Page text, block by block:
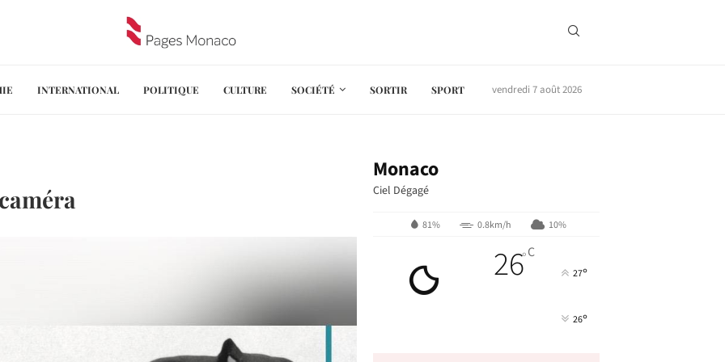
INTERNATIONAL POLITIQUE CULTURE SOCIÉTÉ SORTIR SPORT vendredi 7 août 2026
Monaco
Ciel Dégagé
81% 0.8km/h 10%
26°C
27°
26°